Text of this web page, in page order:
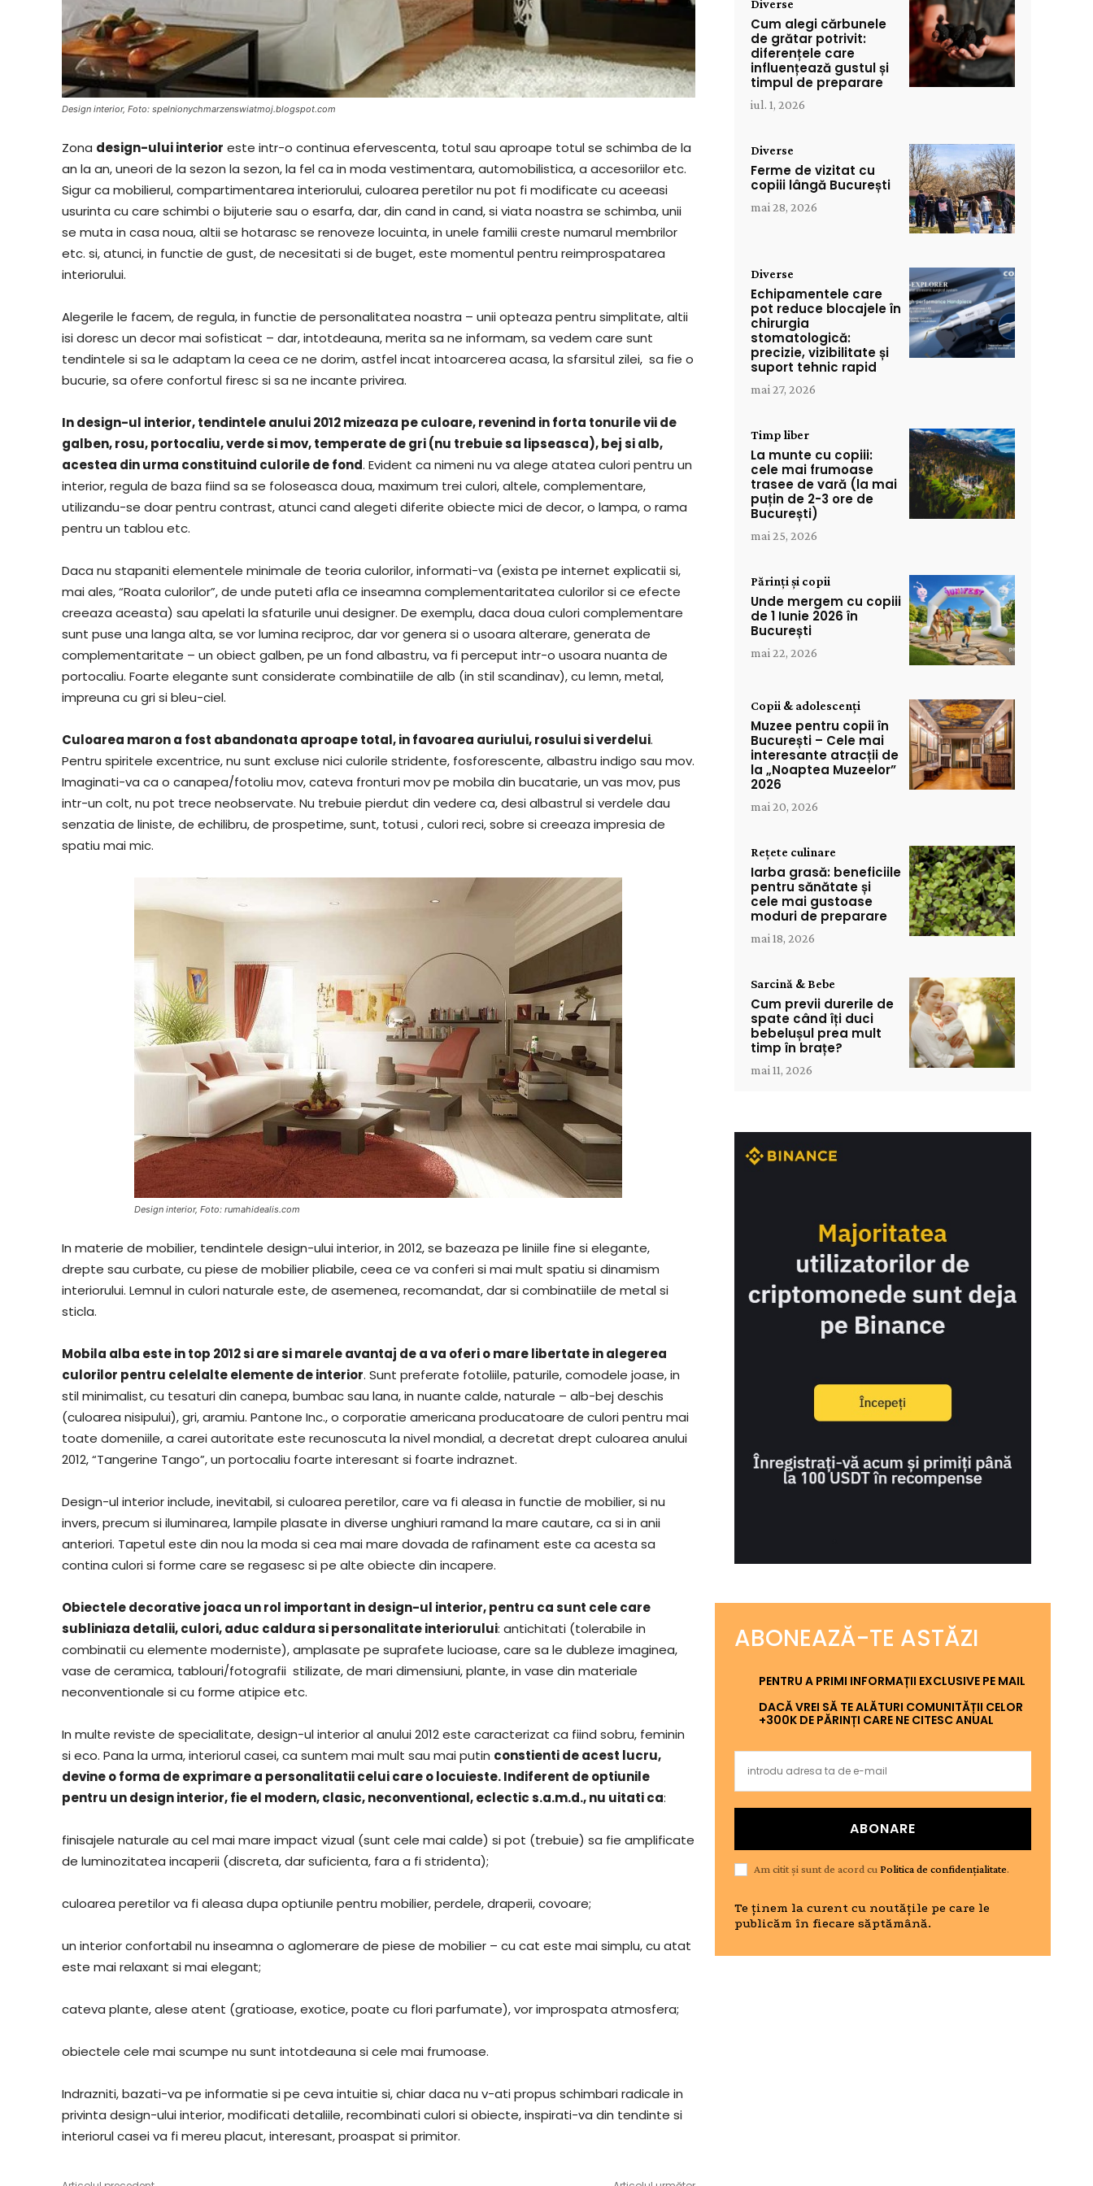
Design interior, Foto: spelnionychmarzenswiatmoj.blogspot.com
Zona design-ului interior este intr-o continua efervescenta, totul sau aproape totul se schimba de la
an la an, uneori de la sezon la sezon, la fel ca in moda vestimentara, automobilistica, a accesoriilor etc.
Sigur ca mobilierul, compartimentarea interiorului, culoarea peretilor nu pot fi modificate cu aceeasi
usurinta cu care schimbi o bijuterie sau o esarfa, dar, din cand in cand, si viata noastra se schimba, unii
se muta in casa noua, altii se hotarasc se renoveze locuinta, in unele familii creste numarul membrilor
etc. si, atunci, in functie de gust, de necesitati si de buget, este momentul pentru reimprospatarea
interiorului.
Alegerile le facem, de regula, in functie de personalitatea noastra – unii opteaza pentru simplitate, altii
isi doresc un decor mai sofisticat – dar, intotdeauna, merita sa ne informam, sa vedem care sunt
tendintele si sa le adaptam la ceea ce ne dorim, astfel incat intoarcerea acasa, la sfarsitul zilei, sa fie o
bucurie, sa ofere confortul firesc si sa ne incante privirea.
In design-ul interior, tendintele anului 2012 mizeaza pe culoare, revenind in forta tonurile vii de
galben, rosu, portocaliu, verde si mov, temperate de gri (nu trebuie sa lipseasca), bej si alb,
acestea din urma constituind culorile de fond. Evident ca nimeni nu va alege atatea culori pentru un
interior, regula de baza fiind sa se foloseasca doua, maximum trei culori, altele, complementare,
utilizandu-se doar pentru contrast, atunci cand alegeti diferite obiecte mici de decor, o lampa, o rama
pentru un tablou etc.
Daca nu stapaniti elementele minimale de teoria culorilor, informati-va (exista pe internet explicatii si,
mai ales, “Roata culorilor”, de unde puteti afla ce inseamna complementaritatea culorilor si ce efecte
creeaza aceasta) sau apelati la sfaturile unui designer. De exemplu, daca doua culori complementare
sunt puse una langa alta, se vor lumina reciproc, dar vor genera si o usoara alterare, generata de
complementaritate – un obiect galben, pe un fond albastru, va fi perceput intr-o usoara nuanta de
portocaliu. Foarte elegante sunt considerate combinatiile de alb (in stil scandinav), cu lemn, metal,
impreuna cu gri si bleu-ciel.
Culoarea maron a fost abandonata aproape total, in favoarea auriului, rosului si verdelui.
Pentru spiritele excentrice, nu sunt excluse nici culorile stridente, fosforescente, albastru indigo sau mov.
Imaginati-va ca o canapea/fotoliu mov, cateva fronturi mov pe mobila din bucatarie, un vas mov, pus
intr-un colt, nu pot trece neobservate. Nu trebuie pierdut din vedere ca, desi albastrul si verdele dau
senzatia de liniste, de echilibru, de prospetime, sunt, totusi , culori reci, sobre si creeaza impresia de
spatiu mai mic.
Design interior, Foto: rumahidealis.com
In materie de mobilier, tendintele design-ului interior, in 2012, se bazeaza pe liniile fine si elegante,
drepte sau curbate, cu piese de mobilier pliabile, ceea ce va conferi si mai mult spatiu si dinamism
interiorului. Lemnul in culori naturale este, de asemenea, recomandat, dar si combinatiile de metal si
sticla.
Mobila alba este in top 2012 si are si marele avantaj de a va oferi o mare libertate in alegerea
culorilor pentru celelalte elemente de interior. Sunt preferate fotoliile, paturile, comodele joase, in
stil minimalist, cu tesaturi din canepa, bumbac sau lana, in nuante calde, naturale – alb-bej deschis
(culoarea nisipului), gri, aramiu. Pantone Inc., o corporatie americana producatoare de culori pentru mai
toate domeniile, a carei autoritate este recunoscuta la nivel mondial, a decretat drept culoarea anului
2012, “Tangerine Tango”, un portocaliu foarte interesant si foarte indraznet.
Design-ul interior include, inevitabil, si culoarea peretilor, care va fi aleasa in functie de mobilier, si nu
invers, precum si iluminarea, lampile plasate in diverse unghiuri ramand la mare cautare, ca si in anii
anteriori. Tapetul este din nou la moda si cea mai mare dovada de rafinament este ca acesta sa
contina culori si forme care se regasesc si pe alte obiecte din incapere.
Obiectele decorative joaca un rol important in design-ul interior, pentru ca sunt cele care
subliniaza detalii, culori, aduc caldura si personalitate interiorului: antichitati (tolerabile in
combinatii cu elemente moderniste), amplasate pe suprafete lucioase, care sa le dubleze imaginea,
vase de ceramica, tablouri/fotografii stilizate, de mari dimensiuni, plante, in vase din materiale
neconventionale si cu forme atipice etc.
In multe reviste de specialitate, design-ul interior al anului 2012 este caracterizat ca fiind sobru, feminin
si eco. Pana la urma, interiorul casei, ca suntem mai mult sau mai putin constienti de acest lucru,
devine o forma de exprimare a personalitatii celui care o locuieste. Indiferent de optiunile
pentru un design interior, fie el modern, clasic, neconventional, eclectic s.a.m.d., nu uitati ca:
finisajele naturale au cel mai mare impact vizual (sunt cele mai calde) si pot (trebuie) sa fie amplificate
de luminozitatea incaperii (discreta, dar suficienta, fara a fi stridenta);
culoarea peretilor va fi aleasa dupa optiunile pentru mobilier, perdele, draperii, covoare;
un interior confortabil nu inseamna o aglomerare de piese de mobilier – cu cat este mai simplu, cu atat
este mai relaxant si mai elegant;
cateva plante, alese atent (gratioase, exotice, poate cu flori parfumate), vor improspata atmosfera;
obiectele cele mai scumpe nu sunt intotdeauna si cele mai frumoase.
Indrazniti, bazati-va pe informatie si pe ceva intuitie si, chiar daca nu v-ati propus schimbari radicale in
privinta design-ului interior, modificati detaliile, recombinati culori si obiecte, inspirati-va din tendinte si
interiorul casei va fi mereu placut, interesant, proaspat si primitor.
Diverse
Cum alegi cărbunele
de grătar potrivit:
diferențele care
influențează gustul și
timpul de preparare
iul. 1, 2026
Diverse
Ferme de vizitat cu
copiii lângă București
mai 28, 2026
Diverse
Echipamentele care
pot reduce blocajele în
chirurgia
stomatologică:
precizie, vizibilitate și
suport tehnic rapid
mai 27, 2026
Timp liber
La munte cu copiii:
cele mai frumoase
trasee de vară (la mai
puțin de 2-3 ore de
București)
mai 25, 2026
Părinți și copii
Unde mergem cu copiii
de 1 Iunie 2026 în
București
mai 22, 2026
Copii & adolescenți
Muzee pentru copii în
București – Cele mai
interesante atracții de
la „Noaptea Muzeelor”
2026
mai 20, 2026
Rețete culinare
Iarba grasă: beneficiile
pentru sănătate și
cele mai gustoase
moduri de preparare
mai 18, 2026
Sarcină & Bebe
Cum previi durerile de
spate când îți duci
bebelușul prea mult
timp în brațe?
mai 11, 2026
ABONEAZĂ-TE ASTĂZI
PENTRU A PRIMI INFORMAȚII EXCLUSIVE PE MAIL
DACĂ VREI SĂ TE ALĂTURI COMUNITĂȚII CELOR
+300K DE PĂRINȚI CARE NE CITESC ANUAL
ABONARE
Am citit și sunt de acord cuPolitica de confidențialitate.
Te ținem la curent cu noutățile pe care le
publicăm în fiecare săptămână.